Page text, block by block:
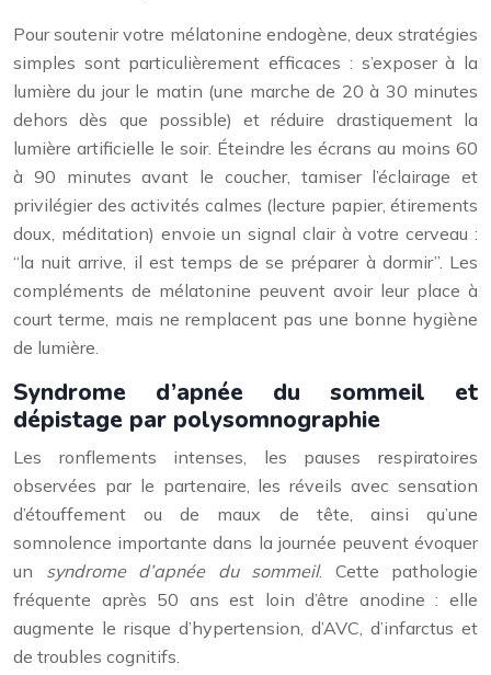
Pour soutenir votre mélatonine endogène, deux stratégies
simples sont particulièrement efficaces : s’exposer à la
lumière du jour le matin (une marche de 20 à 30 minutes
dehors dès que possible) et réduire drastiquement la
lumière artificielle le soir. Éteindre les écrans au moins 60
à 90 minutes avant le coucher, tamiser l’éclairage et
privilégier des activités calmes (lecture papier, étirements
doux, méditation) envoie un signal clair à votre cerveau :
“la nuit arrive, il est temps de se préparer à dormir”. Les
compléments de mélatonine peuvent avoir leur place à
court terme, mais ne remplacent pas une bonne hygiène
de lumière.
Syndrome d’apnée du sommeil et
dépistage par polysomnographie
Les ronflements intenses, les pauses respiratoires
observées par le partenaire, les réveils avec sensation
d’étouffement ou de maux de tête, ainsi qu’une
somnolence importante dans la journée peuvent évoquer
un syndrome d’apnée du sommeil. Cette pathologie
fréquente après 50 ans est loin d’être anodine : elle
augmente le risque d’hypertension, d’AVC, d’infarctus et
de troubles cognitifs.